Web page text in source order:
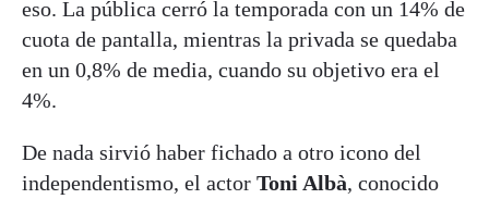
eso. La pública cerró la temporada con un 14% de
cuota de pantalla, mientras la privada se quedaba
en un 0,8% de media, cuando su objetivo era el
4%.
De nada sirvió haber fichado a otro icono del
independentismo, el actor Toni Albà, conocido